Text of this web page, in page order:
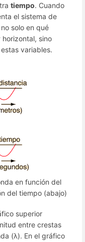
tiempo. Cuando
el sistema de
solo en qué
sino
variables.
en función del
del tiempo (abajo)
superior
entre crestas
(λ). En el gráfico